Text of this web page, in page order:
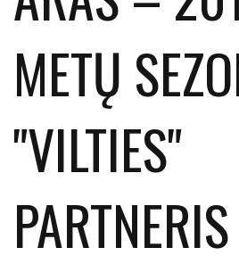
METŲ
"VILTIES"
PARTNERIS